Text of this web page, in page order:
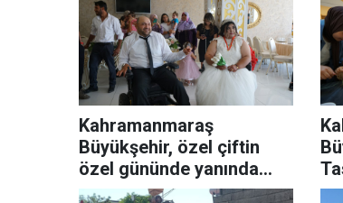
Kahramanmaraş
Büyükşehir, özel çiftin
özel gününde yanında
oldu